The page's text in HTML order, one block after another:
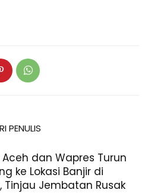
PENULIS
dan Wapres Turun
ke Lokasi Banjir di
Tinjau Jembatan Rusak